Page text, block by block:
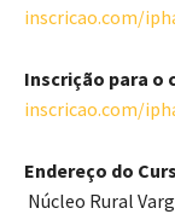
inscricao.com/
Inscrição para o
inscricao.com/
Endereço do
Núcleo Rural